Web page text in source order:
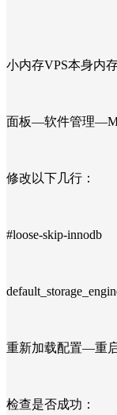
小内存VPS本身内
面板—软件管理
修改以下几行：
#loose-skip-
重新加载配置—重启
检查是否成功：